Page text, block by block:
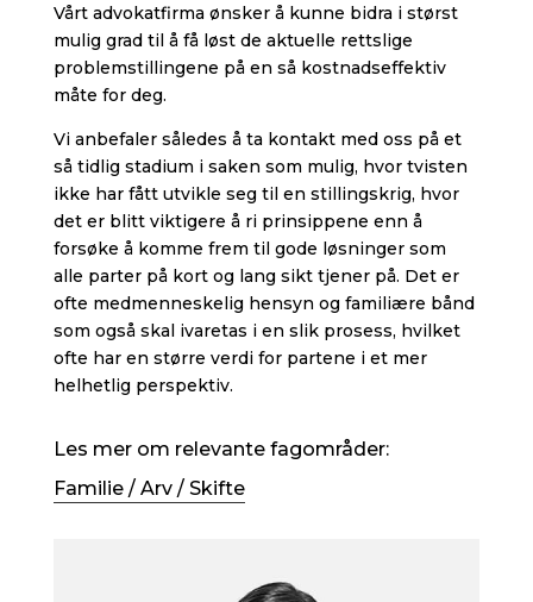
Vårt advokatfirma ønsker å kunne bidra i størst
mulig grad til å få løst de aktuelle rettslige
problemstillingene på en så kostnadseffektiv
måte for deg.
Vi anbefaler således å ta kontakt med oss på et
så tidlig stadium i saken som mulig, hvor tvisten
ikke har fått utvikle seg til en stillingskrig, hvor
det er blitt viktigere å ri prinsippene enn å
forsøke å komme frem til gode løsninger som
alle parter på kort og lang sikt tjener på. Det er
ofte medmenneskelig hensyn og familiære bånd
som også skal ivaretas i en slik prosess, hvilket
ofte har en større verdi for partene i et mer
helhetlig perspektiv.
Les mer om relevante fagområder:
Familie / Arv / Skifte